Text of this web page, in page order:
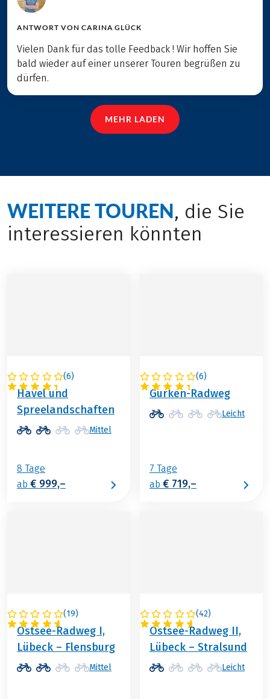
ANTWORT VON CARINA GLÜCK
Vielen Dank für das tolle Feedback ! Wir hoffen Sie
bald wieder auf einer unserer Touren begrüßen zu
dürfen.
MEHR LADEN
WEITERE TOUREN, die Sie
interessieren könnten
(6)
DEUTSCHLAND
Havel und
Spreelandschaften
Mittel
8 Tage
ab € 999,–
(6)
DEUTSCHLAND
Gurken-Radweg
Leicht
7 Tage
ab € 719,–
(19)
DEUTSCHLAND
Ostsee-Radweg I,
Lübeck – Flensburg
Mittel
(42)
DEUTSCHLAND
Ostsee-Radweg II,
Lübeck – Stralsund
Leicht